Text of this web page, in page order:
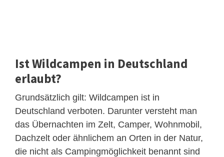
Ist Wildcampen in Deutschland
erlaubt?
Grundsätzlich gilt: Wildcampen ist in
Deutschland verboten. Darunter versteht man
das Übernachten im Zelt, Camper, Wohnmobil,
Dachzelt oder ähnlichem an Orten in der Natur,
die nicht als Campingmöglichkeit benannt sind